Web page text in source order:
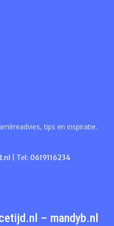
tips en inspiratie.
| Tel: 0619116234
– mandyb.nl